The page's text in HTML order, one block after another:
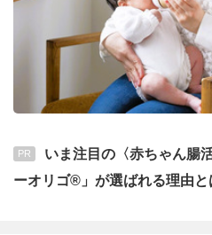
PR
いま注目の〈赤ちゃん腸
ーオリゴ®」が選ばれる理由と